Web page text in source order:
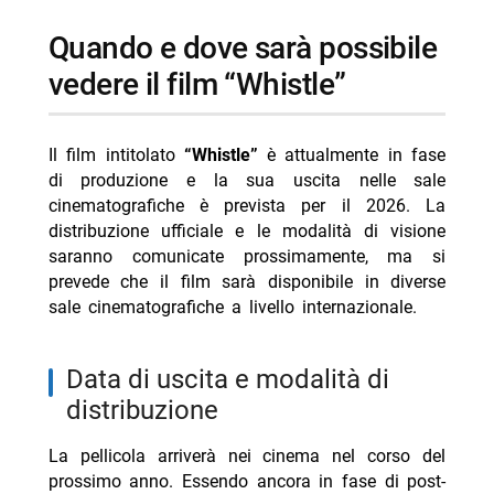
- Personaggi ed ospiti coinvolti nel progetto
-- Scopri di più da Jump the shark
- Amore crudele Rai 2 8 agosto 2026 trama e cast
- La tempesta perfetta stasera Iris trama e cast
- Collateral Beauty oggi Iris 6 agosto trama cast
- Overdrive stasera su Mediaset Twenty: trama e cast
- Il socio stasera su Iris: trama e cast Tom Cruise
Quando e dove sarà possibile
vedere il film “Whistle”
Il film intitolato “Whistle” è attualmente in fase
di produzione e la sua uscita nelle sale
cinematografiche è prevista per il 2026. La
distribuzione ufficiale e le modalità di visione
saranno comunicate prossimamente, ma si
prevede che il film sarà disponibile in diverse
sale cinematografiche a livello internazionale.
Data di uscita e modalità di
distribuzione
La pellicola arriverà nei cinema nel corso del
prossimo anno. Essendo ancora in fase di post-